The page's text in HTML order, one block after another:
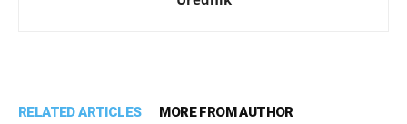
RELATED ARTICLES MORE FROM AUTHOR